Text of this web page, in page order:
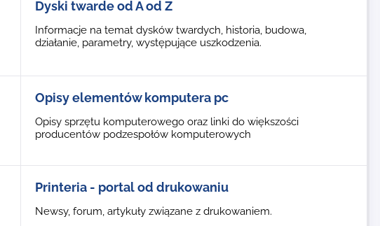
Dyski twarde od A od Z
Informacje na temat dysków twardych, historia, budowa,
działanie, parametry, występujące uszkodzenia.
Opisy elementów komputera pc
Opisy sprzętu komputerowego oraz linki do większości
producentów podzespołów komputerowych
Printeria - portal od drukowaniu
Newsy, forum, artykuły związane z drukowaniem.